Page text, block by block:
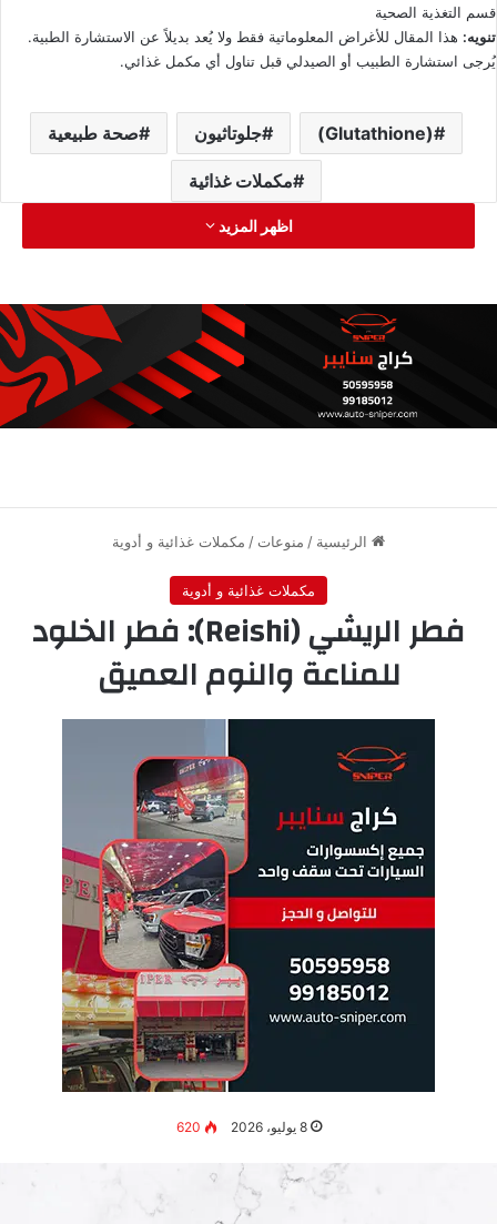
والإجهاد التأكسدي الناتج عن التلوث والسموم
فوائد مهمة
يدعم عمليات إزالة السموم في الكبد ويساعد الجسم على التخلص
من المعادن الثقيلة والسموم البيئية
فوائد متنوعة
يعزز وظائف الجهاز المناعي ويحسن قدرة الجسم على مقاومة
الالتهابات الفيروسية والبكتيرية
فوائد إضافية
يساعد في تفتيح البشرة وتقليل تصبغات الجلد ومكافحة علامات
فوائد إضافية
يحسن جودة النوم ويزيد مستويات الطاقة ويقلل الإرهاق المزمن
الجرعات الموصى بها وطريقة
الاستخدام
قسم التغذية الصحية
تنويه: هذا المقال للأغراض المعلوماتية فقط ولا يُعد بديلاً عن الاستشارة الطبية.
يُرجى استشارة الطبيب أو الصيدلي قبل تناول أي مكمل غذائي.
(Glutathione) جلوتاثيون صحة طبيعية
مكملات غذائية
اظهر المزيد